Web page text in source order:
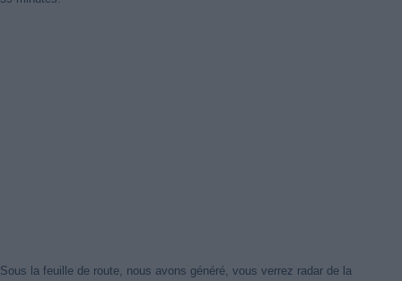
Sous la feuille de route, nous avons généré, vous verrez radar de la